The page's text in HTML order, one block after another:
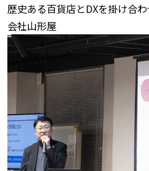
歴史ある百貨店とDXを掛け合
会社山形屋